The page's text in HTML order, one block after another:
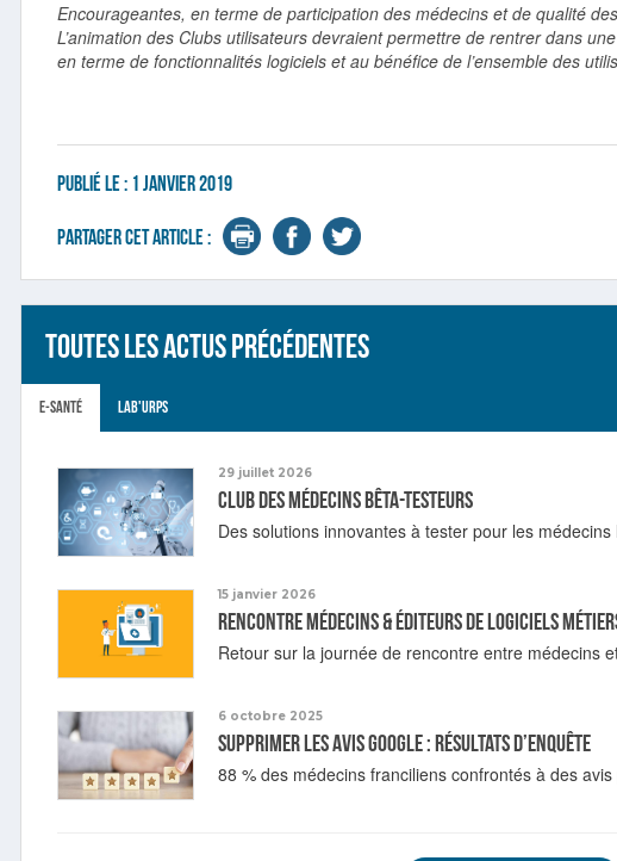
Encourageantes, en terme de participation des médecins et de qualité
L’animation des Clubs utilisateurs devraient permettre de rentrer dans
en terme de fonctionnalités logiciels et au bénéfice de l’ensemble des
Publié le : 1 janvier 2019
Partager cet article :
Toutes les actus précédentes
E-santé Lab'URPS
29 juillet 2026
Club des médecins bêta-testeurs
Des solutions innovantes à tester pour les médecins
15 janvier 2026
Rencontre médecins & éditeurs de logiciels
Retour sur la journée de rencontre entre médecins
6 octobre 2025
Supprimer les avis Google : résultats d’enquête
88 % des médecins franciliens confrontés à des